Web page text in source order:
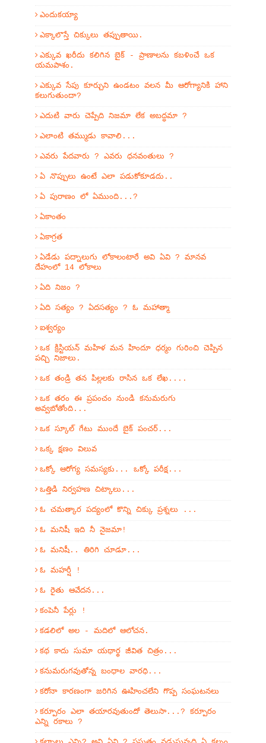
ఎందుకయ్యా
ఎక్కాలొస్తే చిక్కులు తప్పుతాయి.
ఎక్కువ ఖరీదు కలిగిన బైక్ - ప్రాణాలను కబళించే ఒక
యమపాశం.
ఎక్కువ సేపు కూర్చుని ఉండటం వలన మీ ఆరోగ్యానికి హాని
కలుగుతుందా?
ఎదుటి వారు చెప్పేది నిజమా లేక అబద్ధమా ?
ఎలాంటి తమ్ముడు కావాలి...
ఎవరు పేదవారు ? ఎవరు ధనవంతులు ?
ఏ నొప్పులు ఉంటే ఎలా పడుకోకూడదు..
ఏ పురాణం లో ఏముంది...?
ఏకాంతం
ఏకాగ్రత
ఏడేడు పద్నాలుగు లోకాలంటారే అవి ఏవి ? మానవ
దేహంలో 14 లోకాలు
ఏది నిజం ?
ఏది సత్యం ? ఏదసత్యం ? ఓ మహాత్మా
ఐశ్వర్యం
ఒక క్రిస్టియన్ మహిళ మన హిందూ ధర్మం గురించి చెప్పిన
పచ్చి నిజాలు.
ఒక తండ్రి తన పిల్లలకు రాసిన ఒక లేఖ....
ఒక తరం ఈ ప్రపంచం నుండి కనుమరుగు
అవ్వబోతోంది...
ఒక స్కూల్ గేటు ముందే బైక్ పంచర్...
ఒక్క క్షణం విలువ
ఒక్కో ఆరోగ్య సమస్యకు... ఒక్కో పరీక్ష...
ఒత్తిడి నిర్వహణ చిట్కాలు...
ఓ చమత్కార పద్యంలో కొన్ని చిక్కు ప్రశ్నలు ...
ఓ మనిషీ ఇది నీ నైజమా!
ఓ మనిషీ.. తిరిగి చూడూ...
ఓ మహర్షీ !
ఓ రైతు ఆవేదన...
కంపెనీ పేర్లు !
కడలిలో అల - మదిలో ఆలోచన.
కథ కాదు సుమా యథార్థ జీవిత చిత్రం...
కనుమరుగవుతోన్న బంధాల వారధి...
కరోనా కారణంగా జరిగిన ఊహించలేని గొప్ప సంఘటనలు
కర్పూరం ఎలా తయారవుతుందో తెలుసా...? కర్పూరం
ఎన్ని రకాలు ?